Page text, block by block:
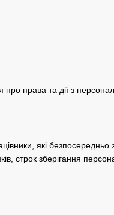
права та дії з
які
строк зберігання